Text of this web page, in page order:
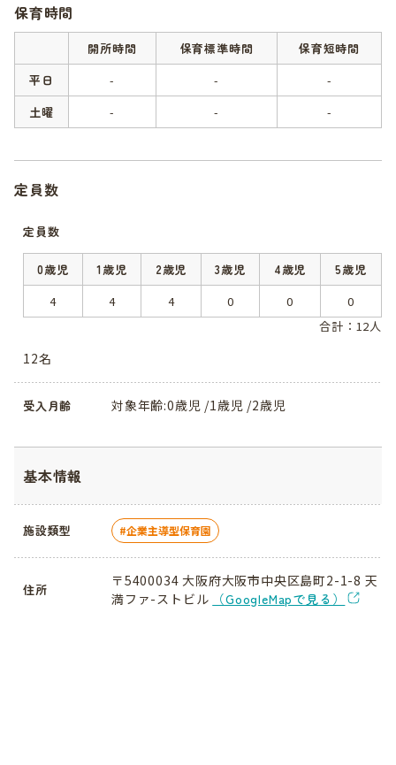
保育時間
開所時間 保育標準時間
保育短時間
平日
- -
-
土曜
- - -
定員数
定員数
0歳児 1歳児 2歳児 3歳児 4歳児
5歳児
4
4 4 0 0
0
合計：12人
12名
受入月齢 対象年齢:0歳児 /1歳児 /2歳児
基本情報
施設類型 企業主導型保育園
住所
〒5400034 大阪府大阪市中央区島町2-1-8 天
満ファ-ストビル
（GoogleMapで見る）